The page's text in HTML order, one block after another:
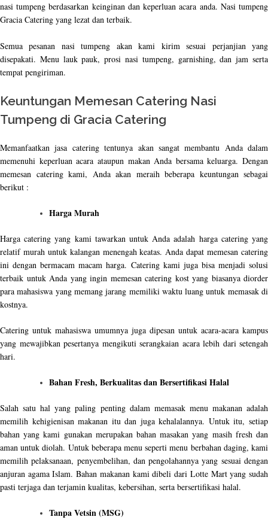
nasi tumpeng berdasarkan keinginan dan keperluan acara anda. Nasi tumpeng
Gracia Catering yang lezat dan terbaik.
Semua pesanan nasi tumpeng akan kami kirim sesuai perjanjian yang
disepakati. Menu lauk pauk, prosi nasi tumpeng, garnishing, dan jam serta
tempat pengiriman.
Keuntungan Memesan Catering Nasi
Tumpeng di Gracia Catering
Memanfaatkan jasa catering tentunya akan sangat membantu Anda dalam
memenuhi keperluan acara ataupun makan Anda bersama keluarga. Dengan
memesan catering kami, Anda akan meraih beberapa keuntungan sebagai
berikut :
Harga Murah
Harga catering yang kami tawarkan untuk Anda adalah harga catering yang
relatif murah untuk kalangan menengah keatas. Anda dapat memesan catering
ini dengan bermacam macam harga. Catering kami juga bisa menjadi solusi
terbaik untuk Anda yang ingin memesan catering kost yang biasanya diorder
para mahasiswa yang memang jarang memiliki waktu luang untuk memasak di
kostnya.
Catering untuk mahasiswa umumnya juga dipesan untuk acara-acara kampus
yang mewajibkan pesertanya mengikuti serangkaian acara lebih dari setengah
hari.
Bahan Fresh, Berkualitas dan Bersertifikasi Halal
Salah satu hal yang paling penting dalam memasak menu makanan adalah
memilih kehigienisan makanan itu dan juga kehalalannya. Untuk itu, setiap
bahan yang kami gunakan merupakan bahan masakan yang masih fresh dan
aman untuk diolah. Untuk beberapa menu seperti menu berbahan daging, kami
memilih pelaksanaan, penyembelihan, dan pengolahannya yang sesuai dengan
anjuran agama Islam. Bahan makanan kami dibeli dari Lotte Mart yang sudah
pasti terjaga dan terjamin kualitas, kebersihan, serta bersertifikasi halal.
Tanpa Vetsin (MSG)